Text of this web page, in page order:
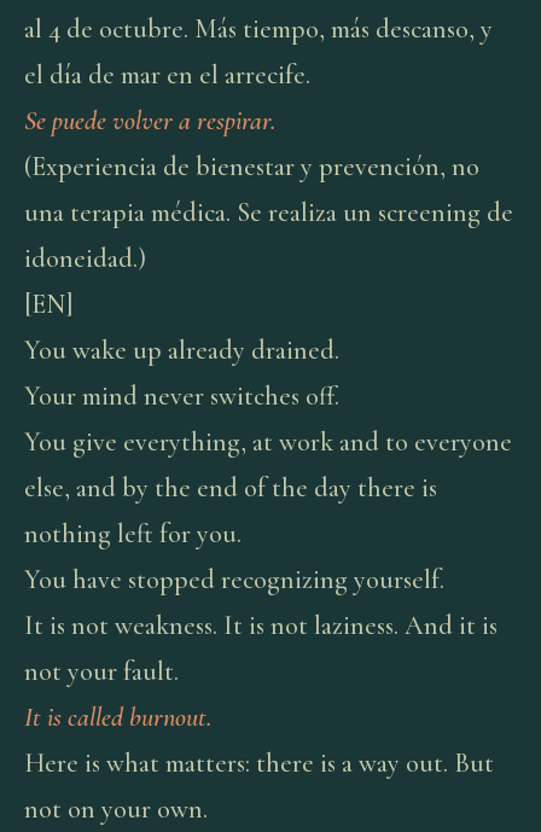
al 4 de octubre. Más tiempo, más descanso, y
el día de mar en el arrecife.
Se puede volver a respirar.
(Experiencia de bienestar y prevención, no
una terapia médica. Se realiza un screening de
idoneidad.)
[EN]
You wake up already drained.
Your mind never switches off.
You give everything, at work and to everyone
else, and by the end of the day there is
nothing left for you.
You have stopped recognizing yourself.
It is not weakness. It is not laziness. And it is
not your fault.
It is called burnout.
Here is what matters: there is a way out. But
not on your own.